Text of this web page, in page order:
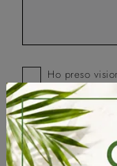
Ho preso